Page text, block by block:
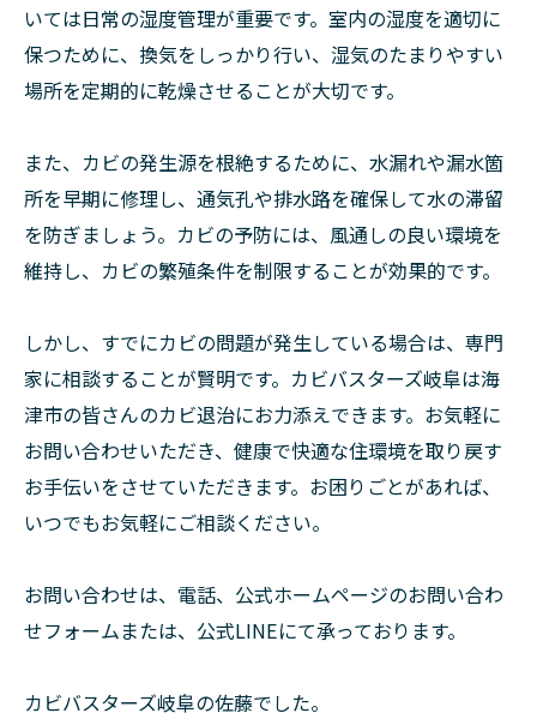
いては日常の湿度管理が重要です。室内の湿度を適切に
保つために、換気をしっかり行い、湿気のたまりやすい
場所を定期的に乾燥させることが大切です。
また、カビの発生源を根絶するために、水漏れや漏水箇
所を早期に修理し、通気孔や排水路を確保して水の滞留
を防ぎましょう。カビの予防には、風通しの良い環境を
維持し、カビの繁殖条件を制限することが効果的です。
しかし、すでにカビの問題が発生している場合は、専門
家に相談することが賢明です。カビバスターズ岐阜は海
津市の皆さんのカビ退治にお力添えできます。お気軽に
お問い合わせいただき、健康で快適な住環境を取り戻す
お手伝いをさせていただきます。お困りごとがあれば、
いつでもお気軽にご相談ください。
お問い合わせは、電話、公式ホームページのお問い合わ
せフォームまたは、公式LINEにて承っております。
カビバスターズ岐阜の佐藤でした。